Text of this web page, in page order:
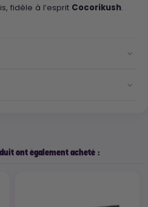
fidèle à l’esprit Cocorikush.
ont également acheté :